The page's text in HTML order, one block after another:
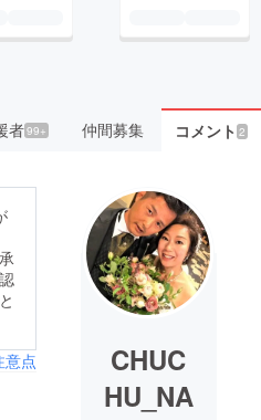
者99+ 仲間募集 コメント 2
意点
CHUC
HU_NA